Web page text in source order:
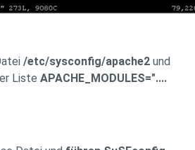
/etc/sysconfig/apache2 und
Liste APACHE_MODULES="....